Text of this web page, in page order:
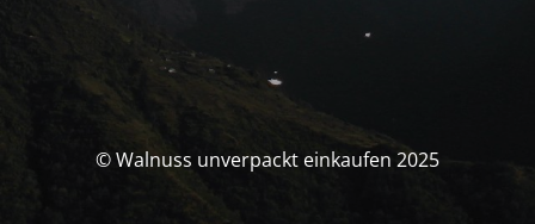
© Walnuss unverpackt einkaufen 2025